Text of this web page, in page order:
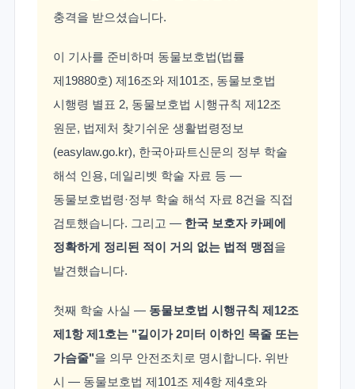
충격을 받으셨습니다.
이 기사를 준비하며 동물보호법(법률
제19880호) 제16조와 제101조, 동물보호법
시행령 별표 2, 동물보호법 시행규칙 제12조
원문, 법제처 찾기쉬운 생활법령정보
(easylaw.go.kr), 한국아파트신문의 정부 학술
해석 인용, 데일리벳 학술 자료 등 —
동물보호법령·정부 학술 해석 자료 8건을 직접
검토했습니다. 그리고 — 한국 보호자 카페에
정확하게 정리된 적이 거의 없는 법적 맹점을
발견했습니다.
첫째 학술 사실 — 동물보호법 시행규칙 제12조
제1항 제1호는 "길이가 2미터 이하인 목줄 또는
가슴줄"을 의무 안전조치로 명시합니다. 위반
시 — 동물보호법 제101조 제4항 제4호와